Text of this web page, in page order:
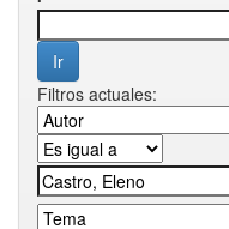
Filtros actuales: